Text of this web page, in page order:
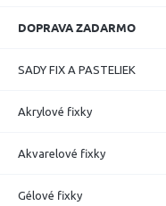
DOPRAVA ZADARMO
SADY FIX A PASTELIEK
Akrylové fixky
Akvarelové fixky
Gélové fixky